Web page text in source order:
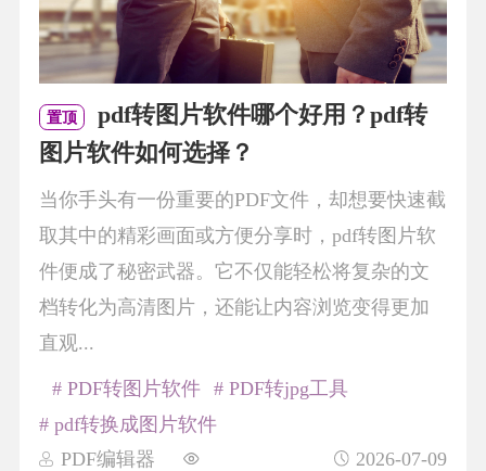
置顶
pdf转图片软件哪个好用？pdf转
图片软件如何选择？
当你手头有一份重要的PDF文件，却想要快速截
取其中的精彩画面或方便分享时，pdf转图片软
件便成了秘密武器。它不仅能轻松将复杂的文
档转化为高清图片，还能让内容浏览变得更加
直观...
PDF编辑器 2026-07-09
# PDF转图片软件
# PDF转jpg工具
# pdf转换成图片软件